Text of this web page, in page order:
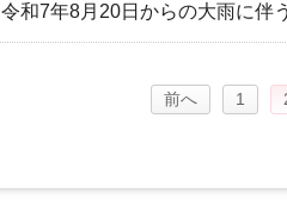
令和7年8月20日からの大雨に伴
前へ 1